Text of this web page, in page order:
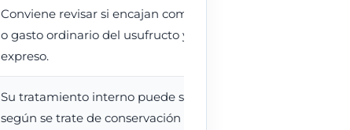
Conviene revisar si encajan como carga anual
o gasto ordinario del usufructo y si existe pacto
expreso.
Su tratamiento interno puede ser distinto
según se trate de conservación ordinaria o